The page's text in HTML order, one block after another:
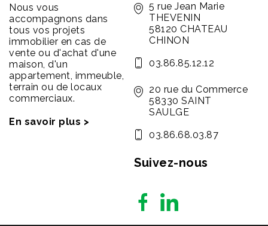
Nous vous
accompagnons dans
tous vos projets
immobilier en cas de
vente ou d'achat d'une
maison, d'un
appartement, immeuble,
terrain ou de locaux
commerciaux.
En savoir plus >
5 rue Jean Marie
THEVENIN
58120 CHATEAU
CHINON
03.86.85.12.12
20 rue du Commerce
58330 SAINT
SAULGE
03.86.68.03.87
Suivez-nous